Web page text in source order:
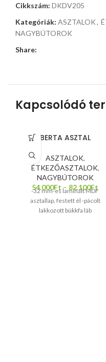
Cikkszám: DKDV205
Kategóriák: ASZTALOK,
NAGYBÚTOROK
Share:
Kapcsolódó
BERTA ASZTAL
ASZTALOK,
ÉTKEZŐASZTALOK,
NAGYBÚTOROK
54.000Ft – 82.100Ft
-32 mm-es laminált MDF
asztallap, festett él -pácolt
lakkozott bükkfa láb